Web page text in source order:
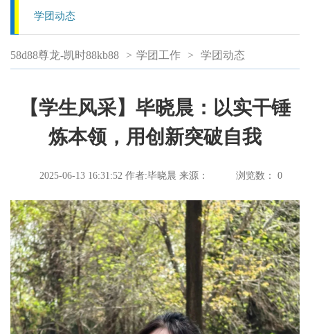
学团动态
58d88尊龙-凯时88kb88 > 学团工作 > 学团动态
【学生风采】毕晓晨：以实干锤
炼本领，用创新突破自我
2025-06-13 16:31:52 作者:毕晓晨 来源： 浏览数： 0